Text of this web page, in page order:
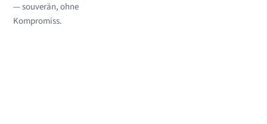
— souverän, ohne
Kompromiss.